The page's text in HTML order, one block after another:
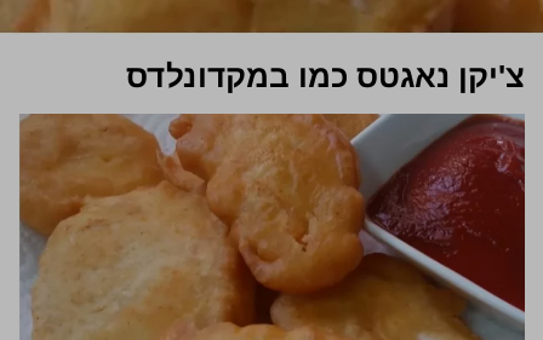
צ'יקן נאגטס כמו במקדונלדס